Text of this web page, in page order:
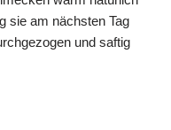
sie am nächsten Tag
und saftig